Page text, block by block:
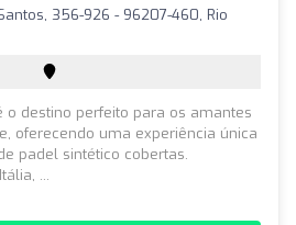
356-926 - 96207-460, Rio
o destino perfeito para os amantes
oferecendo uma experiência única
padel sintético cobertas.
...